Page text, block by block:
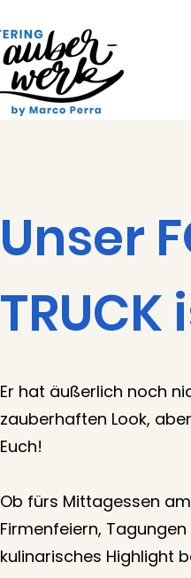
Unser
Er hat äußerlich noch
zauberhaften Look,
Euch!
Ob fürs Mittagessen
Firmenfeiern,
kulinarisches Highlight